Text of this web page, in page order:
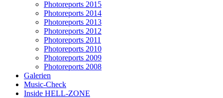
Photoreports 2015
Photoreports 2014
Photoreports 2013
Photoreports 2012
Photoreports 2011
Photoreports 2010
Photoreports 2009
Photoreports 2008
Galerien
Music-Check
Inside HELL-ZONE